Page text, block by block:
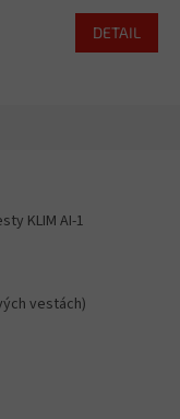
DETAIL
KLIM AI-1
vestách)